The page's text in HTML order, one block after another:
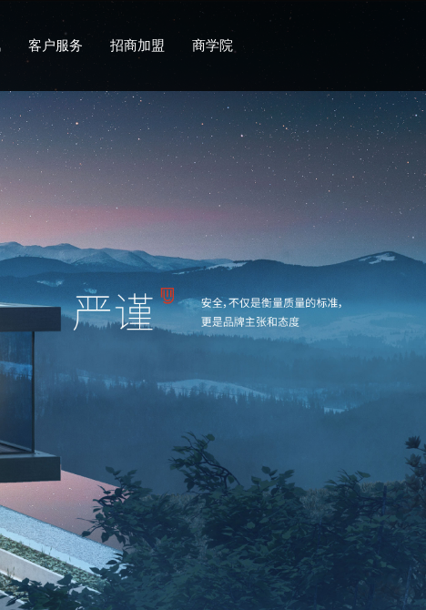
客户服务 招商加盟 商学院